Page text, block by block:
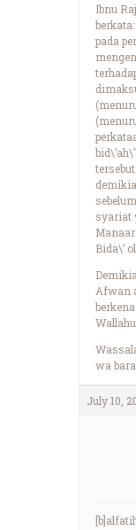
Ibnu
pada
syariat
Bida\’
Afwan
wa
July 10,